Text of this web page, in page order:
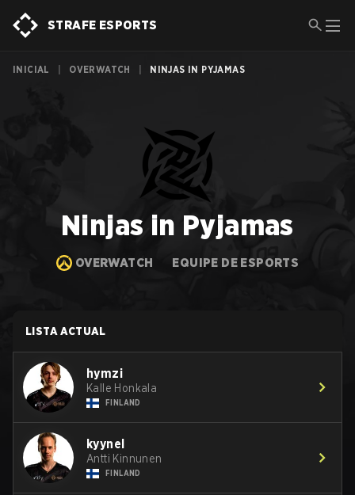
STRAFE ESPORTS
INICIAL OVERWATCH NINJAS IN PYJAMAS
Ninjas in Pyjamas
OVERWATCH EQUIPE DE ESPORTS
LISTA ACTUAL
hymzi
Kalle Honkala
FINLAND
kyynel
Antti Kinnunen
FINLAND